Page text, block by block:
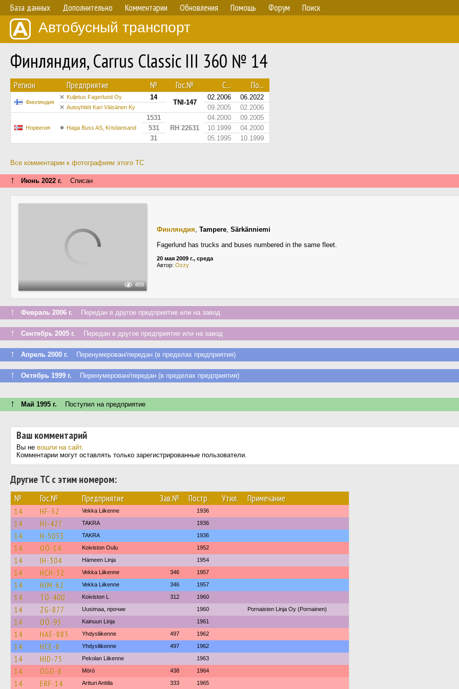
База данных Дополнительно Комментарии Обновления Помощь Форум Поиск
Автобусный транспорт
Финляндия, Carrus Classic III 360 № 14
Регион Предприятие № Гос.№ С... По...
Финляндия
Kuljetus Fagerlund Oy 14
TNI-147
02.2006 06.2022
Autoyhtiöt Kari Väisänen Ky 09.2005 02.2006
Норвегия Haga Buss AS, Kristiansand
1531
RH 22631
04.2000
09.2005
531
10.1999
04.2000
31
05.1995 10.1999
Все комментарии к фотографиям этого ТС
↑ Июнь 2022 г. Списан
489
Финляндия, Tampere, Särkänniemi
Fagerlund has trucks and buses numbered in the same fleet.
20 мая 2009 г., среда
Автор: Ozzy
↑ Февраль 2006 г. Передан в другое предприятие или на завод
↑ Сентябрь 2005 г. Передан в другое предприятие или на завод
↑ Апрель 2000 г. Перенумерован/передан (в пределах предприятия)
↑ Октябрь 1999 г. Перенумерован/передан (в пределах предприятия)
↑ Май 1995 г. Поступил на предприятие
Ваш комментарий
Вы не вошли на сайт.
Комментарии могут оставлять только зарегистрированные пользователи.
Другие ТС с этим номером:
№ Гос.№ Предприятие Зав.№ Постр. Утил. Примечание
14 HF-52 Vekka Liikenne 1936
14 HJ-427 TAKRA 1936
14 H-5053 TAKRA 1936
14 OÖ-14 Koiviston Oulu 1952
14 IH-304 Hämeen Linja 1954
14 HCH-32 Vekka Liikenne 346 1957
14 HJM-62 Vekka Liikenne 346 1957
14 TÖ-400 Koiviston L 312 1960
14 ZG-877 Uusimaa, прочие 1960 Pornaisten Linja Oy (Pornainen)
14 OÖ-95 Kainuun Linja 1961
14 HAE-883 Yhdysliikenne 497 1962
14 HCE-8 Yhdysliikenne 497 1962
14 HID-75 Pekolan Liikenne 1963
14 OGO-8 Mörö 438 1964
14 ERF-14 Artturi Anttila 333 1965